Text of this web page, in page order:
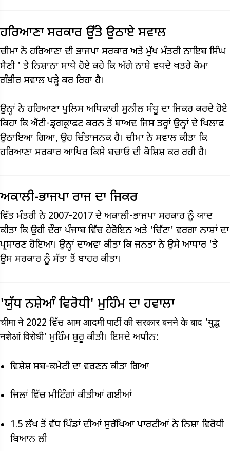
ਹਰਿਆਣਾ ਸਰਕਾਰ ਉੱਤੇ ਉਠਾਏ ਸਵਾਲ
ਚੀਮਾ ਨੇ ਹਰਿਆਣਾ ਦੀ ਭਾਜਪਾ ਸਰਕਾਰ ਅਤੇ ਮੁੱਖ ਮੰਤਰੀ ਨਾਇਬ ਸਿੰਘ
ਸੈਣੀ ' ਤੇ ਨਿਸ਼ਾਨਾ ਸਾਧੇ ਹੋਏ ਕਹੇ ਕਿ ਅੱਗੇ ਨਾਸ਼ੇ ਵਧਦੇ ਖਤਰੇ ਕੋਮਾ
ਗੰਭੀਰ ਸਵਾਲ ਖੜ੍ਹੇ ਕਰ ਰਿਹਾ ਹੈ।
ਉਨ੍ਹਾਂ ਨੇ ਹਰਿਆਣਾ ਪੁਲਿਸ ਅਧਿਕਾਰੀ ਸੁਨੀਲ ਸੰਧੂ ਦਾ ਜਿਕਰ ਕਰਦੇ ਹੋਏ
ਕਿਹਾ ਕਿ ਐਂਟੀ-ਡ੍ਰਗਕ੍ਰਾਫਟ ਕਰਨ ਤੋਂ ਬਾਅਦ ਜਿਸ ਤਰ੍ਹਾਂ ਉਨ੍ਹਾਂ ਦੇ ਖਿਲਾਫ
ਉਠਾਇਆ ਗਿਆ, ਉਹ ਚਿੰਤਾਜਨਕ ਹੈ। ਚੀਮਾ ਨੇ ਸਵਾਲ ਕੀਤਾ ਕਿ
ਹਰਿਆਣਾ ਸਰਕਾਰ ਆਖਿਰ ਕਿਸੇ ਬਚਾਓ ਦੀ ਕੋਸ਼ਿਸ਼ ਕਰ ਰਹੀ ਹੈ।
ਅਕਾਲੀ-ਭਾਜਪਾ ਰਾਜ ਦਾ ਜਿਕਰ
ਵਿੱਤ ਮੰਤਰੀ ਨੇ 2007-2017 ਦੇ ਅਕਾਲੀ-ਭਾਜਪਾ ਸਰਕਾਰ ਨੂੰ ਯਾਦ
ਕੀਤਾ ਕਿ ਉਹੀ ਦੌਰਾ ਪੰਜਾਬ ਵਿੱਚ ਹੇਰੋਇਨ ਅਤੇ 'ਚਿੱਟਾ' ਵਰਗਾ ਨਾਸ਼ਾਂ ਦਾ
ਪ੍ਰਸਾਰਣ ਹੋਇਆ। ਉਨ੍ਹਾਂ ਦਾਅਵਾ ਕੀਤਾ ਕਿ ਜਨਤਾ ਨੇ ਉਸੇ ਆਧਾਰ 'ਤੇ
ਉਸ ਸਰਕਾਰ ਨੂੰ ਸੱਤਾ ਤੋਂ ਬਾਹਰ ਕੀਤਾ।
'ਯੁੱਧ ਨਸ਼ੇਆੰ ਵਿਰੋਧੀ' ਮੁਹਿੰਮ ਦਾ ਹਵਾਲਾ
चीमा ने 2022 ਵਿੱਚ आम आदमी पार्टी की सरकार बनने के बाद 'युद्ध
नशेआं विरोधी' ਮੁਹਿੰਮ ਸ਼ੁਰੂ ਕੀਤੀ। ਇਸਦੇ ਅਧੀਨ:
ਵਿਸ਼ੇਸ਼ ਸਬ-ਕਮੇਟੀ ਦਾ ਵਰਣਨ ਕੀਤਾ ਗਿਆ
ਜਿਲਾਂ ਵਿੱਚ ਮੀਟਿੰਗਾਂ ਕੀਤੀਆਂ ਗਈਆਂ
1.5 ਲੱਖ ਤੋਂ ਵੱਧ ਪਿੰਡਾਂ ਦੀਆਂ ਸੁਰੱਖਿਆ ਪਾਰਟੀਆਂ ਨੇ ਨਿਸ਼ਾ ਵਿਰੋਧੀ
ਬਿਆਨ ਲੀ